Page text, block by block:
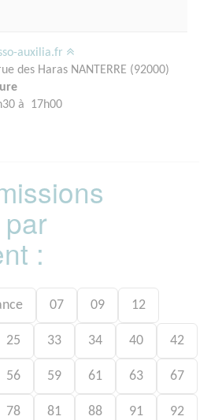
auxilia.fr
des Haras NANTERRE (92000)
à 17h00
:
07 09 12
25 33 34 40 42
56 59 61 63 67
78 81 88 91 92